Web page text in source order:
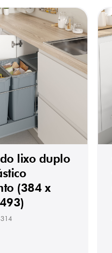
lixo duplo
(384 x